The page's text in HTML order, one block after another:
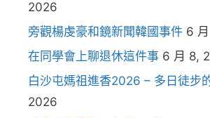
2026
旁觀楊虔豪和鏡新聞韓國事件 6
在同學會上聊退休這件事 6 月 8,
白沙屯媽祖進香2026 – 多日徒步
2026